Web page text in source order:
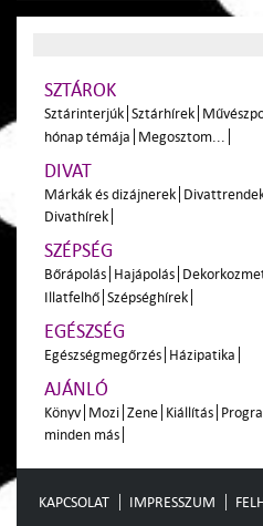
SZTÁROK
Sztárinterjúk Sztárhírek
hónap témája Megosztom...
DIVAT
Márkák és dizájnerek
Divathírek
SZÉPSÉG
Bőrápolás Hajápolás
Illatfelhő Szépséghírek
EGÉSZSÉG
Egészségmegőrzés Házipatika
AJÁNLÓ
Könyv Mozi Zene Kiállítás
minden más
KAPCSOLAT IMPRESSZUM